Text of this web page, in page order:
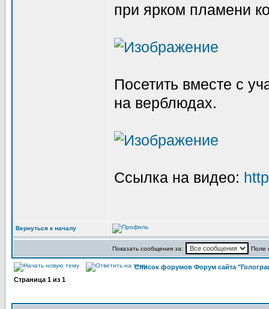
при ярком пламени
Посетить вместе с
на верблюдах.
Ссылка на видео:
Вернуться к началу
Показать сообщения за: Поле
Список форумов Форум сайта
Страница 1 из 1